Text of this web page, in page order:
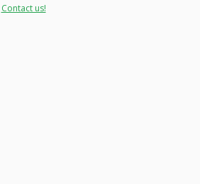
Contact us!